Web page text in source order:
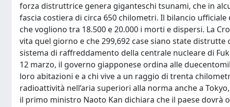
forza distruttrice genera giganteschi tsunami, che in
fascia costiera di circa 650 chilometri. Il bilancio
che vogliono tra 18.500 e 20.000 i morti e dispersi. La
vita quel giorno e che 299,692 case siano state
sistema di raffreddamento della centrale nucleare di
12 marzo, il governo giapponese ordina alle
loro abitazioni e a chi vive a un raggio di trenta
radioattività nell’aria superiori alla norma anche a
il primo ministro Naoto Kan dichiara che il paese dovrà